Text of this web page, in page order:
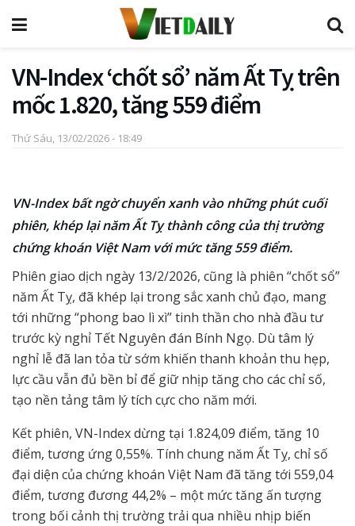
VN-Index ‘chốt sổ’ năm Ất Tỵ trên
mốc 1.820, tăng 559 điểm
Thứ Sáu, 13/02/2026 - 18:49
VN-Index bất ngờ chuyển xanh vào những phút cuối
phiên, khép lại năm Ất Tỵ thành công của thị trường
chứng khoán Việt Nam với mức tăng 559 điểm.
Phiên giao dịch ngày 13/2/2026, cũng là phiên “chốt sổ”
năm Ất Tỵ, đã khép lại trong sắc xanh chủ đạo, mang
tới những “phong bao lì xì” tinh thần cho nhà đầu tư
trước kỳ nghỉ Tết Nguyên đán Bính Ngọ. Dù tâm lý
nghỉ lễ đã lan tỏa từ sớm khiến thanh khoản thu hẹp,
lực cầu vẫn đủ bền bỉ để giữ nhịp tăng cho các chỉ số,
tạo nền tảng tâm lý tích cực cho năm mới.
Kết phiên, VN-Index dừng tại 1.824,09 điểm, tăng 10
điểm, tương ứng 0,55%. Tính chung năm Ất Tỵ, chỉ số
đại diện của chứng khoán Việt Nam đã tăng tới 559,04
điểm, tương đương 44,2% – một mức tăng ấn tượng
trong bối cảnh thị trường trải qua nhiều nhịp biến